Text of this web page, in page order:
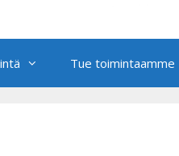
Tue toimintaamme